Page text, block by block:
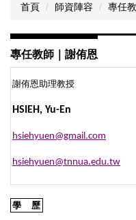
首頁 師資陣容 專任
專任教師｜謝侑恩
謝侑恩助理教授
HSIEH, Yu-En
hsiehyuen@gmail.com
hsiehyuen@tnnua.edu.tw
學 歷